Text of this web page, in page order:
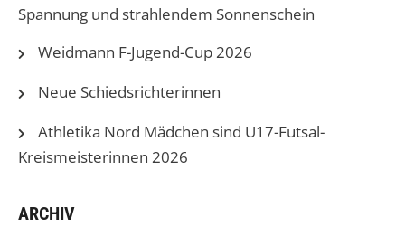
Spannung und strahlendem Sonnenschein
Weidmann F-Jugend-Cup 2026
Neue Schiedsrichterinnen
Athletika Nord Mädchen sind U17-Futsal-
Kreismeisterinnen 2026
ARCHIV